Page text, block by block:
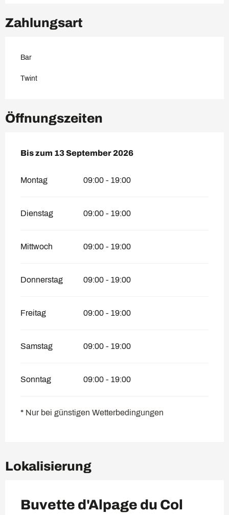
Zahlungsart
Bar
Twint
Öffnungszeiten
vom6 Juni 2026bis zum13 September 2026
Bis zum 13 September 2026
Montag 09:00 - 19:00
Dienstag 09:00 - 19:00
Mittwoch 09:00 - 19:00
Donnerstag 09:00 - 19:00
Freitag 09:00 - 19:00
Samstag 09:00 - 19:00
Sonntag 09:00 - 19:00
* Nur bei günstigen Wetterbedingungen
Lokalisierung
Buvette d'Alpage du Col